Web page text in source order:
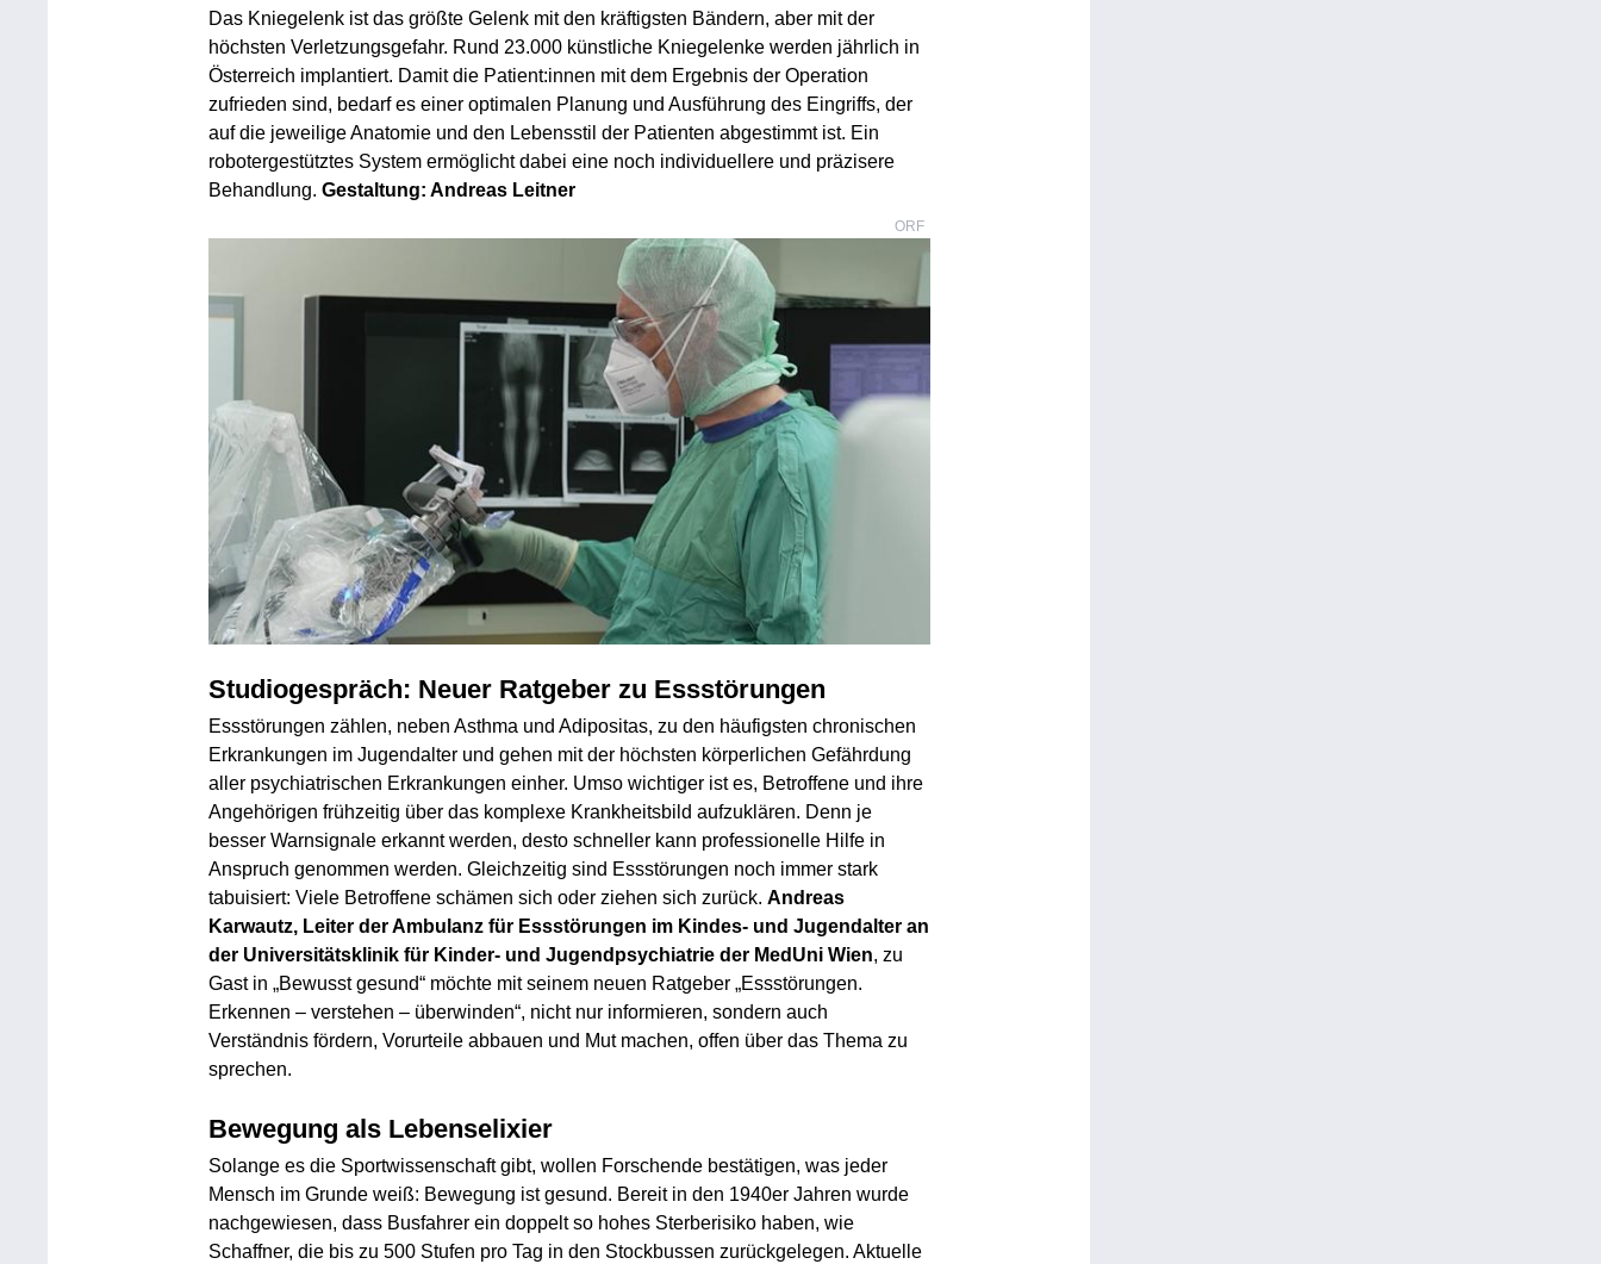
Das Kniegelenk ist das größte Gelenk mit den kräftigsten Bändern, aber mit der
höchsten Verletzungsgefahr. Rund 23.000 künstliche Kniegelenke werden jährlich in
Österreich implantiert. Damit die Patient:innen mit dem Ergebnis der Operation
zufrieden sind, bedarf es einer optimalen Planung und Ausführung des Eingriffs, der
auf die jeweilige Anatomie und den Lebensstil der Patienten abgestimmt ist. Ein
robotergestütztes System ermöglicht dabei eine noch individuellere und präzisere
Behandlung. Gestaltung: Andreas Leitner
ORF
Studiogespräch: Neuer Ratgeber zu Essstörungen
Essstörungen zählen, neben Asthma und Adipositas, zu den häufigsten chronischen
Erkrankungen im Jugendalter und gehen mit der höchsten körperlichen Gefährdung
aller psychiatrischen Erkrankungen einher. Umso wichtiger ist es, Betroffene und ihre
Angehörigen frühzeitig über das komplexe Krankheitsbild aufzuklären. Denn je
besser Warnsignale erkannt werden, desto schneller kann professionelle Hilfe in
Anspruch genommen werden. Gleichzeitig sind Essstörungen noch immer stark
tabuisiert: Viele Betroffene schämen sich oder ziehen sich zurück. Andreas
Karwautz, Leiter der Ambulanz für Essstörungen im Kindes- und Jugendalter an
der Universitätsklinik für Kinder- und Jugendpsychiatrie der MedUni Wien, zu
Gast in „Bewusst gesund“ möchte mit seinem neuen Ratgeber „Essstörungen.
Erkennen – verstehen – überwinden“, nicht nur informieren, sondern auch
Verständnis fördern, Vorurteile abbauen und Mut machen, offen über das Thema zu
sprechen.
Bewegung als Lebenselixier
Solange es die Sportwissenschaft gibt, wollen Forschende bestätigen, was jeder
Mensch im Grunde weiß: Bewegung ist gesund. Bereit in den 1940er Jahren wurde
nachgewiesen, dass Busfahrer ein doppelt so hohes Sterberisiko haben, wie
Schaffner, die bis zu 500 Stufen pro Tag in den Stockbussen zurückgelegen. Aktuelle